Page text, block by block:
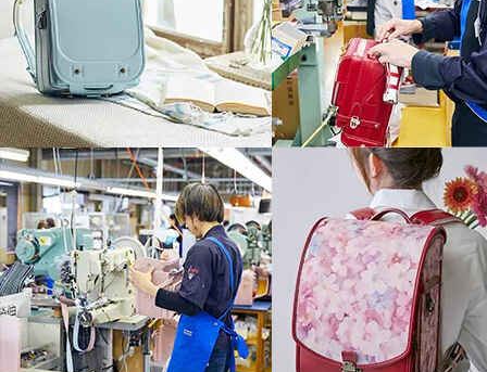
さらにご購入さ
こちらの３つの特典を